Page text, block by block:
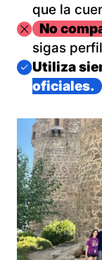
que la
Imagen
No
sigas
Imagen
Utiliza
oficiales.